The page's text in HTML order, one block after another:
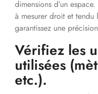
dimensions d’un
à mesurer droit et tendu
garantissez une
Vérifiez les
utilisées
etc.).